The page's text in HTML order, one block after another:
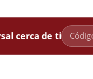
cerca de ti